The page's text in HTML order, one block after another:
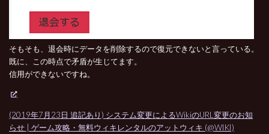
そもそも、退会時にデータを削除するので復元できないと言っている。
既に、この時点で矛盾が生じてます。
信用ができないですね。
(2019年7月23日 追記あり) システム変更によるWikiのURL変更のお知
らせ | ゲーム攻略・無料ウィキレンタルのアットウィキ (@WIKI)